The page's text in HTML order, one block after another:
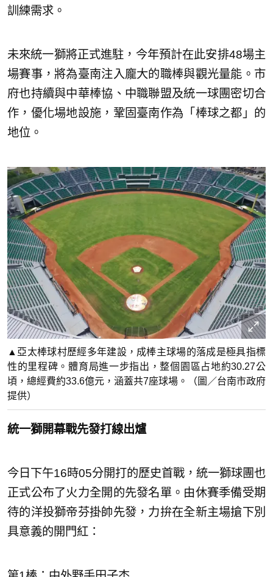
訓練需求。
未來統一獅將正式進駐，今年預計在此安排48場主
場賽事，將為臺南注入龐大的職棒與觀光量能。市
府也持續與中華棒協、中職聯盟及統一球團密切合
作，優化場地設施，鞏固臺南作為「棒球之都」的
地位。
▲亞太棒球村歷經多年建設，成棒主球場的落成是極具指標
性的里程碑。體育局進一步指出，整個園區占地約30.27公
頃，總經費約33.6億元，涵蓋共7座球場。（圖／台南市政府
提供）
統一獅開幕戰先發打線出爐
今日下午16時05分開打的歷史首戰，統一獅球團也
正式公布了火力全開的先發名單。由休賽季備受期
待的洋投獅帝芬掛帥先發，力拚在全新主場搶下別
具意義的開門紅：